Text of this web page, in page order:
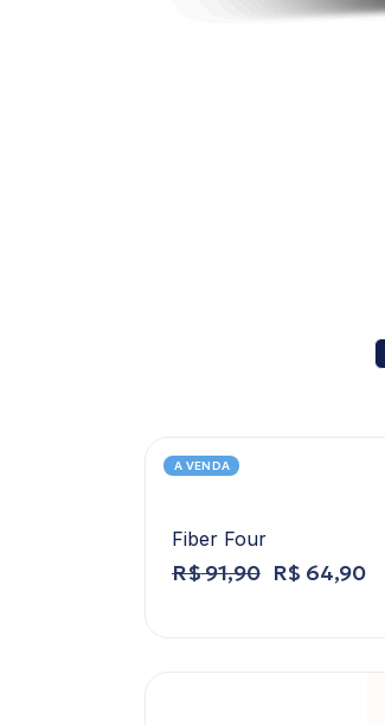
A VENDA
Fiber Four
R$91,90 R$ 64,90